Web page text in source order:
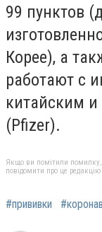
99 пунктов
Корее), а
работают с
китайским
(Pfizer).
Якщо ви помітили помилку,
повідомити про це редакцію
#прививки